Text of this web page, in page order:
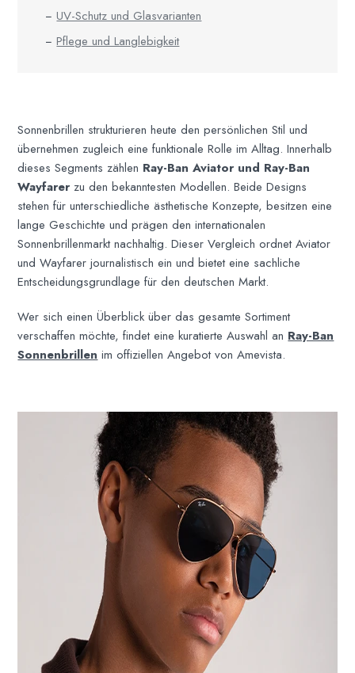
UV-Schutz und Glasvarianten
Pflege und Langlebigkeit
Sonnenbrillen strukturieren heute den persönlichen Stil und
übernehmen zugleich eine funktionale Rolle im Alltag. Innerhalb
dieses Segments zählen Ray-Ban Aviator und Ray-Ban
Wayfarer zu den bekanntesten Modellen. Beide Designs
stehen für unterschiedliche ästhetische Konzepte, besitzen eine
lange Geschichte und prägen den internationalen
Sonnenbrillenmarkt nachhaltig. Dieser Vergleich ordnet Aviator
und Wayfarer journalistisch ein und bietet eine sachliche
Entscheidungsgrundlage für den deutschen Markt.
Wer sich einen Überblick über das gesamte Sortiment
verschaffen möchte, findet eine kuratierte Auswahl an Ray-Ban
Sonnenbrillen im offiziellen Angebot von Amevista.